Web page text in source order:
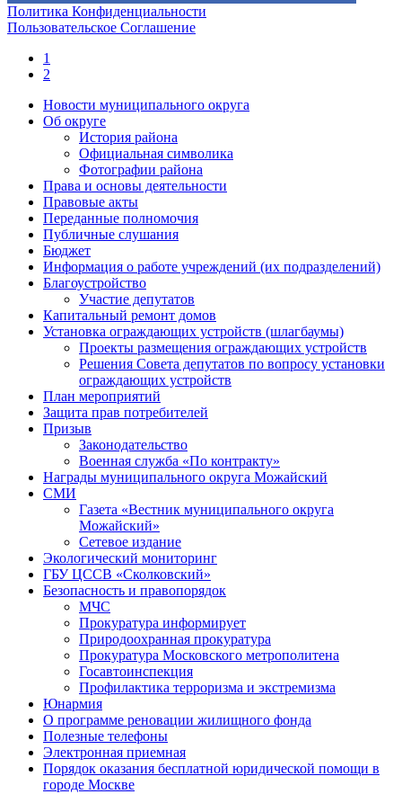
Политика Конфиденциальности
Пользовательское Соглашение
1
2
Новости муниципального округа
Об округе
История района
Официальная символика
Фотографии района
Права и основы деятельности
Правовые акты
Переданные полномочия
Публичные слушания
Бюджет
Информация о работе учреждений (их подразделений)
Благоустройство
Участие депутатов
Капитальный ремонт домов
Установка ограждающих устройств (шлагбаумы)
Проекты размещения ограждающих устройств
Решения Совета депутатов по вопросу установки
ограждающих устройств
План мероприятий
Защита прав потребителей
Призыв
Законодательство
Военная служба «По контракту»
Награды муниципального округа Можайский
СМИ
Газета «Вестник муниципального округа
Можайский»
Сетевое издание
Экологический мониторинг
ГБУ ЦССВ «Сколковский»
Безопасность и правопорядок
МЧС
Прокуратура информирует
Природоохранная прокуратура
Прокуратура Московского метрополитена
Госавтоинспекция
Профилактика терроризма и экстремизма
Юнармия
О программе реновации жилищного фонда
Полезные телефоны
Электронная приемная
Порядок оказания бесплатной юридической помощи в
городе Москве